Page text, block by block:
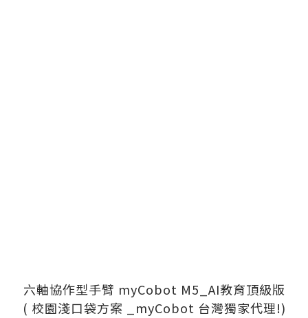
六軸協作型手臂 myCobot M5_AI教育頂級版
( 校園淺口袋方案 _myCobot 台灣獨家代理!)